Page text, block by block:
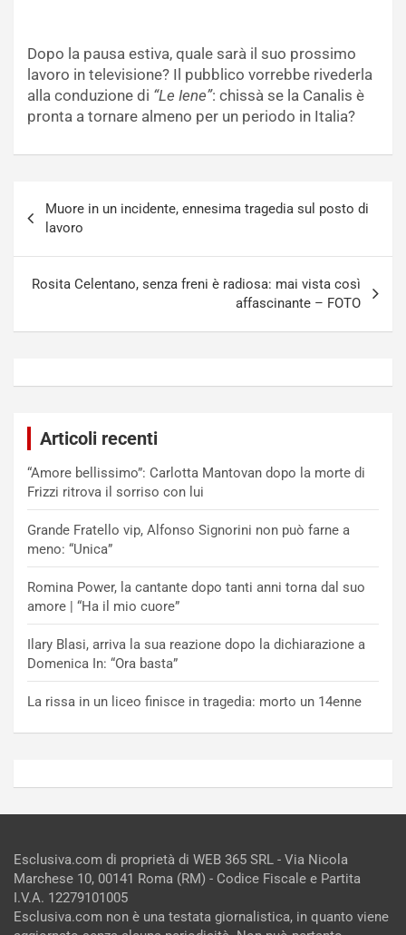
Dopo la pausa estiva, quale sarà il suo prossimo
lavoro in televisione? Il pubblico vorrebbe rivederla
alla conduzione di “Le Iene”: chissà se la Canalis è
pronta a tornare almeno per un periodo in Italia?
articoli
Muore in un incidente, ennesima tragedia sul posto di
lavoro
Rosita Celentano, senza freni è radiosa: mai vista così
affascinante – FOTO
Articoli recenti
“Amore bellissimo”: Carlotta Mantovan dopo la morte di
Frizzi ritrova il sorriso con lui
Grande Fratello vip, Alfonso Signorini non può farne a
meno: “Unica”
Romina Power, la cantante dopo tanti anni torna dal suo
amore | “Ha il mio cuore”
Ilary Blasi, arriva la sua reazione dopo la dichiarazione a
Domenica In: “Ora basta”
La rissa in un liceo finisce in tragedia: morto un 14enne
Esclusiva.com di proprietà di WEB 365 SRL - Via Nicola
Marchese 10, 00141 Roma (RM) - Codice Fiscale e Partita
I.V.A. 12279101005
Esclusiva.com non è una testata giornalistica, in quanto viene